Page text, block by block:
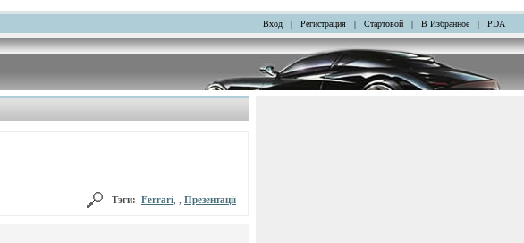
Вход | Регистрация | Стартовой | В Избранное | PDA
Тэги: Ferrari Презентації